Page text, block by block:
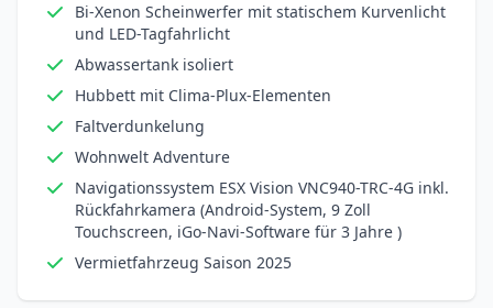
Bi-Xenon Scheinwerfer mit statischem Kurvenlicht
und LED-Tagfahrlicht
Abwassertank isoliert
Hubbett mit Clima-Plux-Elementen
Faltverdunkelung
Wohnwelt Adventure
Navigationssystem ESX Vision VNC940-TRC-4G inkl.
Rückfahrkamera (Android-System, 9 Zoll
Touchscreen, iGo-Navi-Software für 3 Jahre )
Vermietfahrzeug Saison 2025